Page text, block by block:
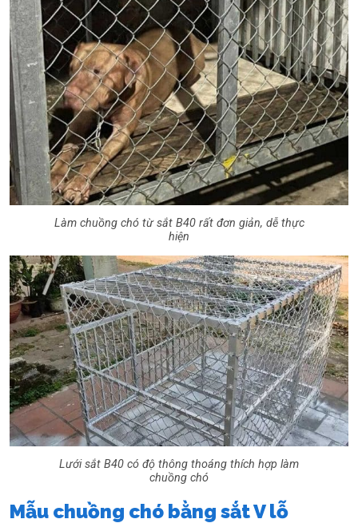
Làm chuồng chó từ sắt B40 rất đơn giản, dễ thực
hiện
Lưới sắt B40 có độ thông thoáng thích hợp làm
chuồng chó
Mẫu chuồng chó bằng sắt V lỗ